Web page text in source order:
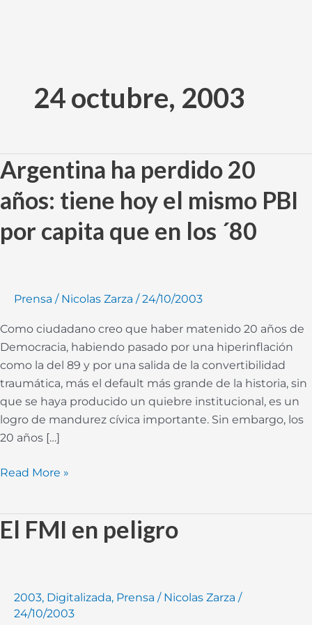
contenido24 octubre, 2003
Argentina ha perdido 20
años: tiene hoy el mismo PBI
por capita que en los ´80
Prensa / Nicolas Zarza /24/10/2003
Como ciudadano creo que haber matenido 20 años de
Democracia, habiendo pasado por una hiperinflación
como la del 89 y por una salida de la convertibilidad
traumática, más el default más grande de la historia, sin
que se haya producido un quiebre institucional, es un
logro de mandurez cívica importante. Sin embargo, los
20 años […]
Argentina
ha
perdido
años:
mismo
PBI
por
capita
que
en
los
´80
Read More »
El FMI en peligro
2003, Digitalizada, Prensa / Nicolas Zarza /
24/10/2003
El
FMI